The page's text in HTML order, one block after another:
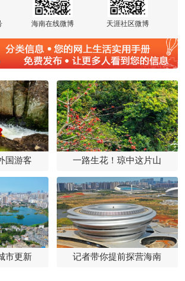
海南在线微博 天涯社区微博
国游客 一路生花！琼中这片山
市更新 记者带你提前探营海南